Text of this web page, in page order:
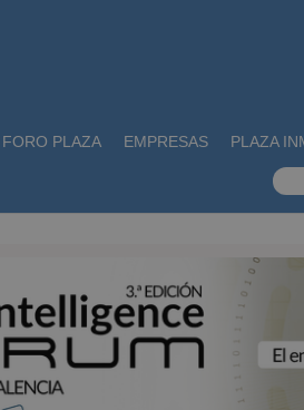
FORO PLAZA EMPRESAS PLAZA